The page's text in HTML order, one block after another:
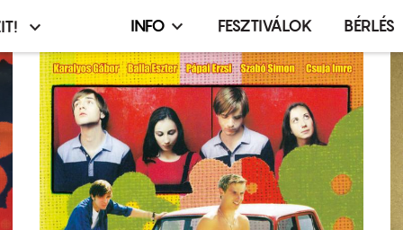
Infó,
esemény,
terembérlés
menü
INFO FESZTIVÁLOK BÉRLÉS